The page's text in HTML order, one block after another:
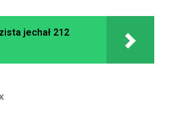
jechał 212